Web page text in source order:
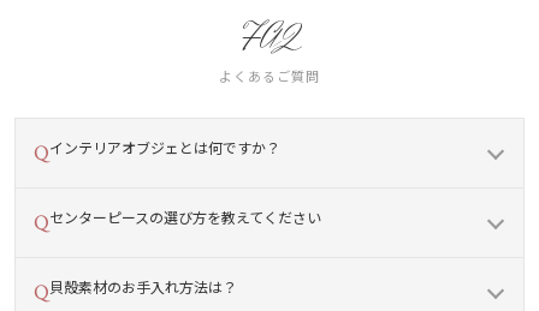
FAQ
よくあるご質問
インテリアオブジェとは何ですか？
センターピースの選び方を教えてください
貝殻素材のお手入れ方法は？